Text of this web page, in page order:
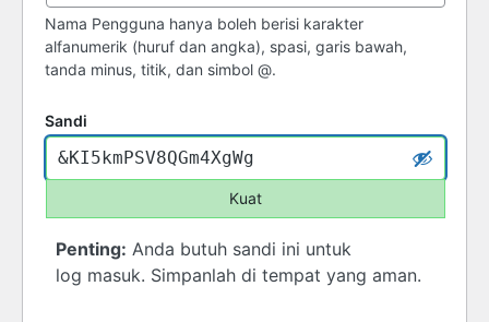
Nama Pengguna hanya boleh berisi karakter
alfanumerik (huruf dan angka), spasi, garis bawah,
tanda minus, titik, dan simbol @.
Sandi
Kuat
Penting: Anda butuh sandi ini untuk
log masuk. Simpanlah di tempat yang aman.